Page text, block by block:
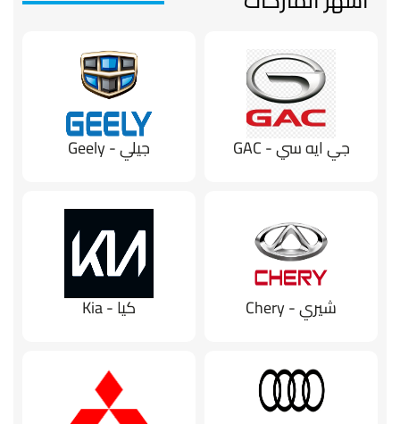
جي ايه سي - GAC جيلي - Geely
شيري - Chery كيا - Kia